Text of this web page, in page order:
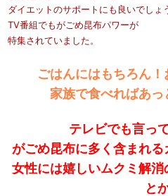
ダイエットのサポートにも良いでしょ
TV番組でもがごめ昆布パワーが
特集されていました。
ごはんにはもちろん
家族で食べればあっ
テレビでも言っ
がごめ昆布に多く含まれ
女性には嬉しいムクミ解
と